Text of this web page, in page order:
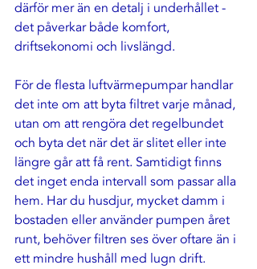
därför mer än en detalj i underhållet -
det påverkar både komfort,
driftsekonomi och livslängd.
För de flesta luftvärmepumpar handlar
det inte om att byta filtret varje månad,
utan om att rengöra det regelbundet
och byta det när det är slitet eller inte
längre går att få rent. Samtidigt finns
det inget enda intervall som passar alla
hem. Har du husdjur, mycket damm i
bostaden eller använder pumpen året
runt, behöver filtren ses över oftare än i
ett mindre hushåll med lugn drift.